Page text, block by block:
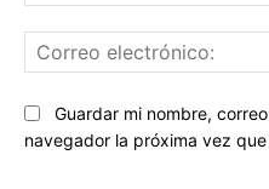
Sitio
web:
Guardar mi nombre,
navegador la próxima vez